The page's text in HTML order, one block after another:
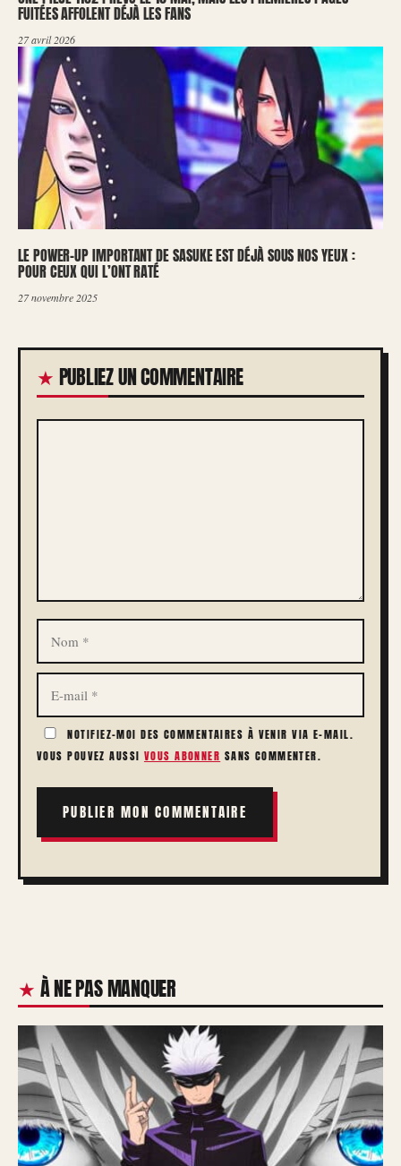
FUITÉES AFFOLENT DÉJÀ LES FANS
27 avril 2026
LE POWER-UP IMPORTANT DE SASUKE EST DÉJÀ SOUS NOS YEUX :
POUR CEUX QUI L’ONT RATÉ
27 novembre 2025
PUBLIEZ UN COMMENTAIRE
COMMENTAIRE
NOM
E-
MAIL
NOTIFIEZ-MOI DES COMMENTAIRES À VENIR VIA E-MAIL.
VOUS POUVEZ AUSSI VOUS ABONNER SANS COMMENTER.
À NE PAS MANQUER